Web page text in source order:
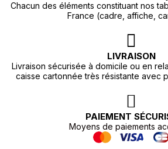
Chacun des éléments constituant nos
France (cadre, affiche,
LIVRAISON
Livraison sécurisée à domicile ou en
caisse cartonnée très résistante avec
PAIEMENT
Moyens de paiements